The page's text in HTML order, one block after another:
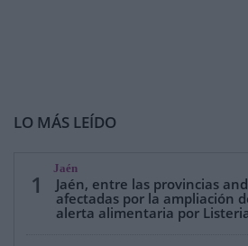
LO MÁS LEÍDO
1
Jaén
Jaén, entre las provincias
afectadas por la ampliación
alerta alimentaria por